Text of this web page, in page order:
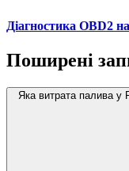
Діагностика OBD2
Поширені
Яка витрата палива у